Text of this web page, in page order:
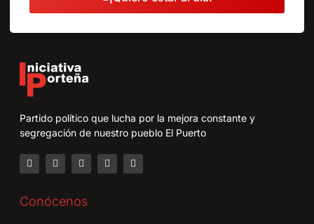
Partido político que lucha por la mejora constante y
segregación de nuestro pueblo El Puerto
Conócenos